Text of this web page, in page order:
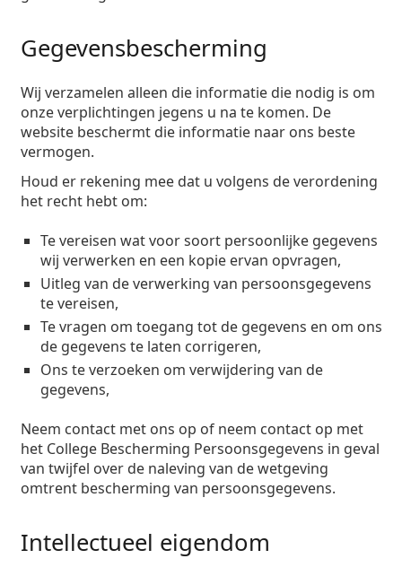
Gegevensbescherming
Wij verzamelen alleen die informatie die nodig is om
onze verplichtingen jegens u na te komen. De
website beschermt die informatie naar ons beste
vermogen.
Houd er rekening mee dat u volgens de verordening
het recht hebt om:
Te vereisen wat voor soort persoonlijke gegevens
wij verwerken en een kopie ervan opvragen,
Uitleg van de verwerking van persoonsgegevens
te vereisen,
Te vragen om toegang tot de gegevens en om ons
de gegevens te laten corrigeren,
Ons te verzoeken om verwijdering van de
gegevens,
Neem contact met ons op of neem contact op met
het College Bescherming Persoonsgegevens in geval
van twijfel over de naleving van de wetgeving
omtrent bescherming van persoonsgegevens.
Intellectueel eigendom